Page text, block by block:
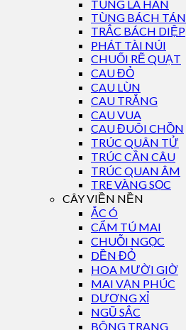
TÙNG LA HÁN
TÙNG BÁCH TÁN
TRẮC BÁCH DIỆP
PHÁT TÀI NÚI
CHUỐI RẼ QUẠT
CAU ĐỎ
CAU LÙN
CAU TRẮNG
CAU VUA
CAU ĐUÔI CHỒN
TRÚC QUÂN TỬ
TRÚC CẦN CÂU
TRÚC QUAN ÂM
TRE VÀNG SỌC
CÂY VIỀN NỀN
ẮC Ó
CẨM TÚ MAI
CHUỖI NGỌC
DỀN ĐỎ
HOA MƯỜI GIỜ
MAI VẠN PHÚC
DƯƠNG XỈ
NGŨ SẮC
BÔNG TRANG